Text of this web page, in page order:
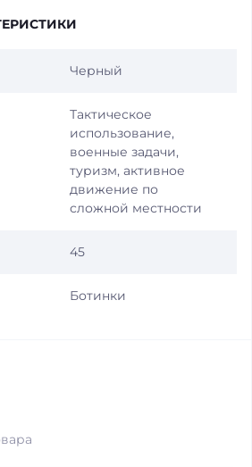
Черный
Тактическое
использование,
военные задачи,
туризм, активное
движение по
сложной местности
45
Ботинки